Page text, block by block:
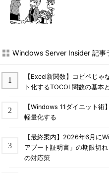
えばTelnetセッションとしてロ
つまりコンソールでのログオン
ったく別のプロセス間でのセ
じリソースへ接続することがで
次回はSMBプロトコルのパケ
APIなどの詳細について解説す
―― Windowsネットワーク
Windows Server Insider 記事
【Excel新関数】コピペじ
ト化するTOCOL関数の基本
【Windows 11ダイエット
軽量化する
【最終案内】2026年6月に
アブート証明書」の期限切
の対応策